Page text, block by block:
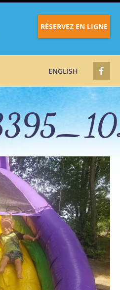
RÉSERVEZ EN LIGNE
ENGLISH